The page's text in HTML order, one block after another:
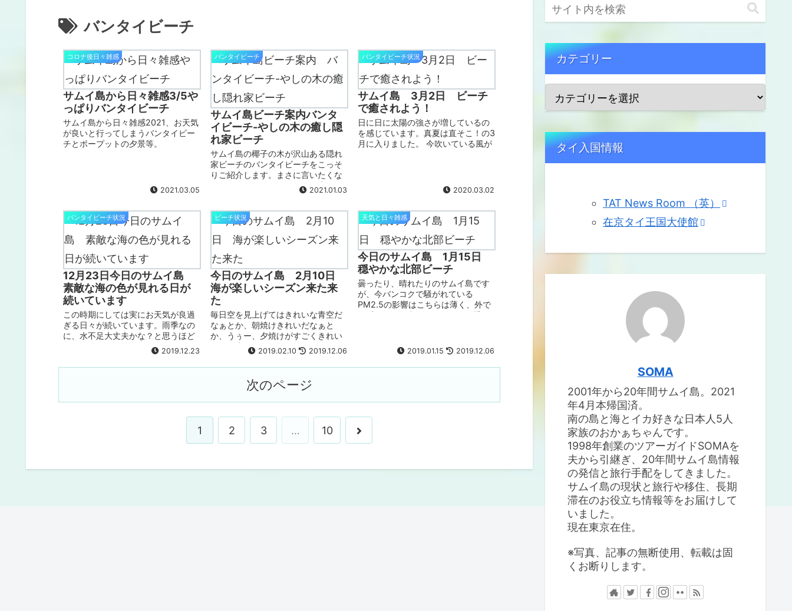
バンタイビーチ
コロナ後日々雑感
サムイ島から日々雑感3/5や
っぱりバンタイビーチ
サムイ島から日々雑感2021、お天気
が良いと行ってしまうバンタイビー
チとボープットの夕景等。
2021.03.05
バンタイビーチ
サムイ島ビーチ案内バンタ
イビーチ-やしの木の癒し隠
れ家ビーチ
サムイ島の椰子の木が沢山ある隠れ
家ビーチのバンタイビーチをこっそ
りご紹介します。まさに言いたくな
いビーチNo.1にはいるお気に入りの
ビーチです。静かで、人が少なく
ーチはこちら。
2021.01.03
バンタイビーチ状況
サムイ島 3月2日 ビーチ
で癒されよう！
日に日に太陽の強さが増しているの
を感じています。真夏は直そこ！の3
月に入りました。 今吹いている風が
酷暑時期。 チャウエンシーズンが始
2020.03.02
バンタイビーチ状況
12月23日今日のサムイ島
素敵な海の色が見れる日が
続いています
この時期にしては実にお天気が良過
ぎる日々が続いています。雨季なの
に、水不足大丈夫かな？と思うほど
まとまった雨が降っていません。モ
ンスーンの嫌な風向きもこのところ
免れていて、予報だと30日までは例
2019.12.23
ビーチ状況
今日のサムイ島 2月10日
海が楽しいシーズン来た来
た
毎日空を見上げてはきれいな青空だ
なぁとか、朝焼けきれいだなぁと
か、うぅー、夕焼けがすごくきれい
だーと癒されてばかりの今日この頃
のお天気です。北部のビーチは波が
穏やかで、波打ち際透明（北部ビー
チはチャウエンのような透明度は得
られません。）...
2019.02.10 2019.12.06
天気と日々雑感
今日のサムイ島 1月15日
穏やかな北部ビーチ
曇ったり、晴れたりのサムイ島です
が、今バンコクで騒がれている
PM2.5の影響はこちらは薄く、外で
深呼吸できる空気です。この雨季は
終わりなのか？と思わせる、雨のほ
2019.01.15 2019.12.06
次のページ
1 2 3 … 10
カテゴリー
タイ入国情報
TAT News Room （英）
在京タイ王国大使館
SOMA
2001年から20年間サムイ島。2021
年4月本帰国済。
南の島と海とイカ好きな日本人5人
家族のおかぁちゃんです。
1998年創業のツアーガイドSOMAを
夫から引継ぎ、20年間サムイ島情報
の発信と旅行手配をしてきました。
サムイ島の現状と旅行や移住、長期
滞在のお役立ち情報等をお届けして
いました。
現在東京在住。
※写真、記事の無断使用、転載は固
くお断りします。